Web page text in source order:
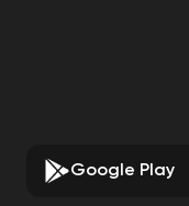
Google Play